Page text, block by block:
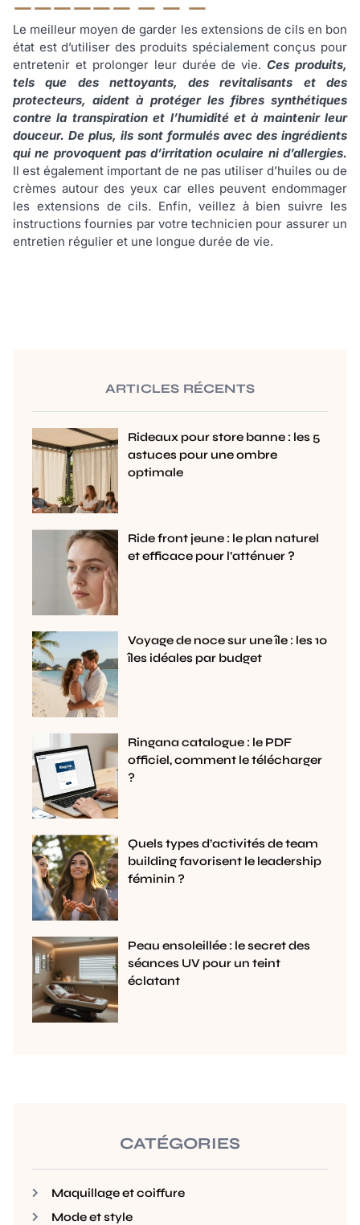
Le meilleur moyen de garder les extensions de cils en bon
état est d’utiliser des produits spécialement conçus pour
entretenir et prolonger leur durée de vie.Ces produits,
tels que des nettoyants, des revitalisants et des
protecteurs, aident à protéger les fibres synthétiques
contre la transpiration et l’humidité et à maintenir leur
douceur. De plus, ils sont formulés avec des ingrédients
qui ne provoquent pas d’irritation oculaire ni d’allergies.
Il est également important de ne pas utiliser d’huiles ou de
crèmes autour des yeux car elles peuvent endommager
les extensions de cils. Enfin, veillez à bien suivre les
instructions fournies par votre technicien pour assurer un
entretien régulier et une longue durée de vie.
ARTICLES RÉCENTS
Rideaux pour store banne : les 5
astuces pour une ombre
optimale
Ride front jeune : le plan naturel
et efficace pour l’atténuer ?
Voyage de noce sur une île : les 10
îles idéales par budget
Ringana catalogue : le PDF
officiel, comment le télécharger
?
Quels types d’activités de team
building favorisent le leadership
féminin ?
Peau ensoleillée : le secret des
séances UV pour un teint
éclatant
CATÉGORIES
Maquillage et coiffure
Mode et style